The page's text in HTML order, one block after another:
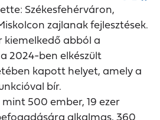
Székesfehérváron,
zajlanak fejlesztések.
kiemelkedő abból a
2024-ben elkészült
kapott helyet, amely a
bír.
500 ember, 19 ezer
alkalmas, 360